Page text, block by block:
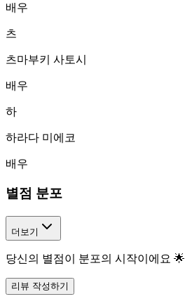
배우
츠
츠마부키 사토시
배우
하
하라다 미에코
배우
별점 분포
더보기
당신의 별점이 분포의 시작이에요 🌟
리뷰 작성하기